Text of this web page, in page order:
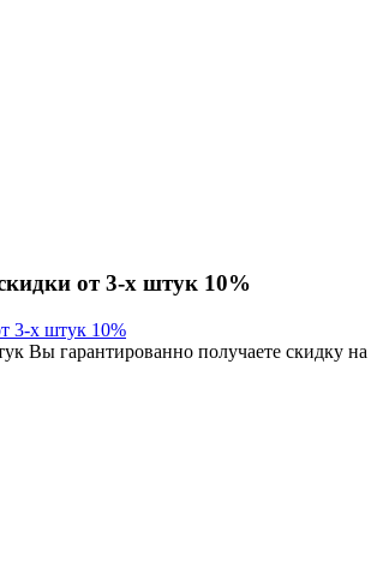
от 3-х штук 10%
Вы гарантированно получаете скидку